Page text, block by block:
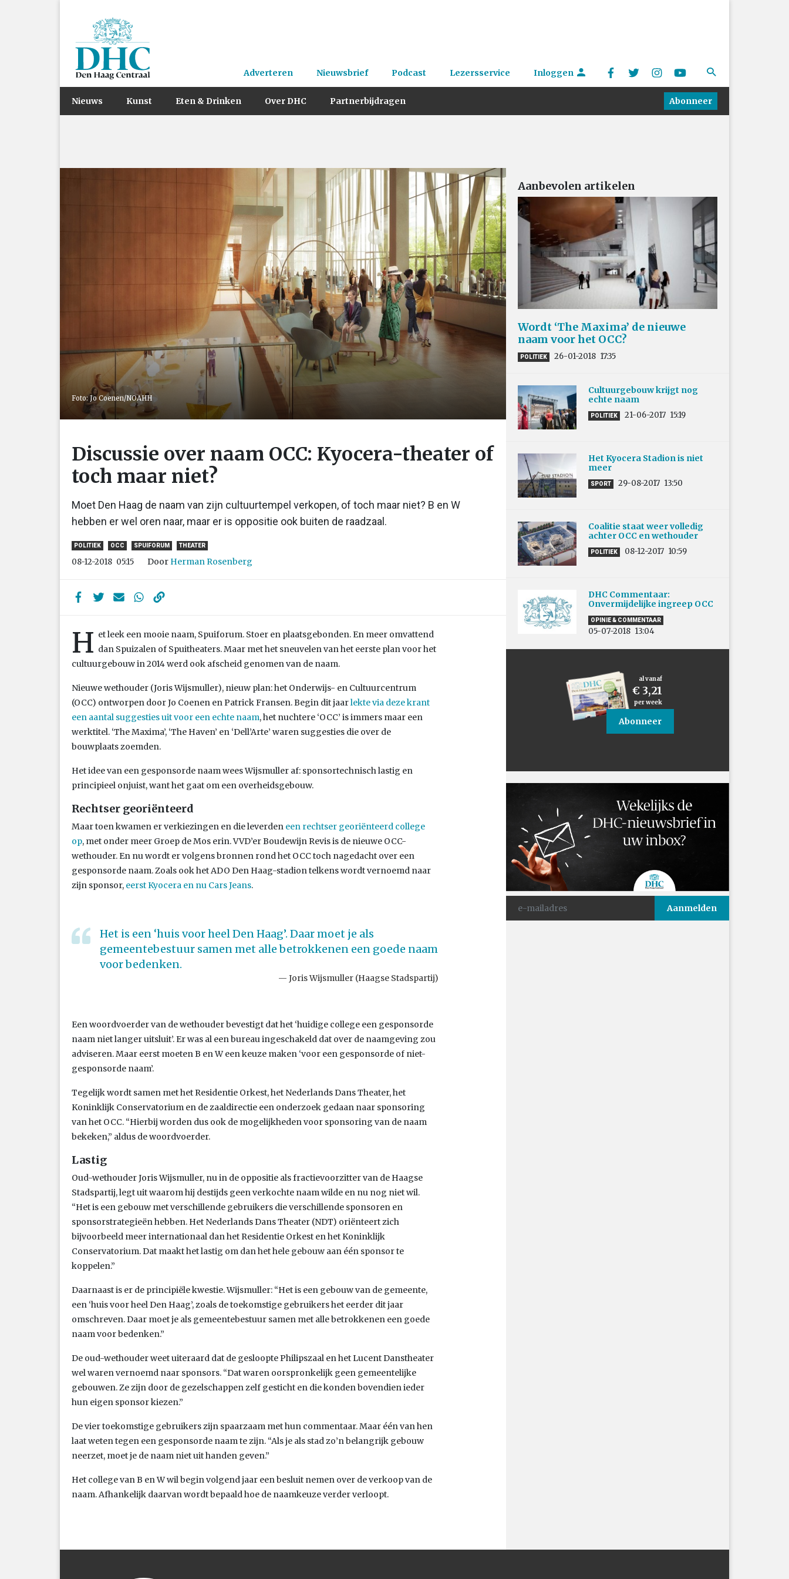
Adverteren Nieuwsbrief Podcast Lezersservice Inloggen
Nieuws Kunst Eten & Drinken Over DHC Partnerbijdragen Abonneer
Foto: Jo Coenen/NOAHH
Discussie over naam OCC: Kyocera-theater of
toch maar niet?
Moet Den Haag de naam van zijn cultuurtempel verkopen, of toch maar niet? B en W
hebben er wel oren naar, maar er is oppositie ook buiten de raadzaal.
POLITIEK OCC SPUIFORUM THEATER
08-12-2018 05:15 Door Herman Rosenberg
H et leek een mooie naam, Spuiforum. Stoer en plaatsgebonden. En meer omvattend
dan Spuizalen of Spuitheaters. Maar met het sneuvelen van het eerste plan voor het
cultuurgebouw in 2014 werd ook afscheid genomen van de naam.
Nieuwe wethouder (Joris Wijsmuller), nieuw plan: het Onderwijs- en Cultuurcentrum
(OCC) ontworpen door Jo Coenen en Patrick Fransen. Begin dit jaarlekte via deze krant
een aantal suggesties uit voor een echte naam, het nuchtere ‘OCC’ is immers maar een
werktitel. ‘The Maxima’, ‘The Haven’ en ‘Dell’Arte’ waren suggesties die over de
bouwplaats zoemden.
Het idee van een gesponsorde naam wees Wijsmuller af: sponsortechnisch lastig en
principieel onjuist, want het gaat om een overheidsgebouw.
Rechtser georiënteerd
Maar toen kwamen er verkiezingen en die leverden een rechtser georiënteerd college
op, met onder meer Groep de Mos erin. VVD’er Boudewijn Revis is de nieuwe OCC-
wethouder. En nu wordt er volgens bronnen rond het OCC toch nagedacht over een
gesponsorde naam. Zoals ook het ADO Den Haag-stadion telkens wordt vernoemd naar
zijn sponsor, eerst Kyocera en nu Cars Jeans.
Het is een ‘huis voor heel Den Haag’. Daar moet je als
gemeentebestuur samen met alle betrokkenen een goede naam
voor bedenken.
Joris Wijsmuller (Haagse Stadspartij)
Een woordvoerder van de wethouder bevestigt dat het ‘huidige college een gesponsorde
naam niet langer uitsluit’. Er was al een bureau ingeschakeld dat over de naamgeving zou
adviseren. Maar eerst moeten B en W een keuze maken ‘voor een gesponsorde of niet-
gesponsorde naam’.
Tegelijk wordt samen met het Residentie Orkest, het Nederlands Dans Theater, het
Koninklijk Conservatorium en de zaaldirectie een onderzoek gedaan naar sponsoring
van het OCC. “Hierbij worden dus ook de mogelijkheden voor sponsoring van de naam
bekeken,” aldus de woordvoerder.
Lastig
Oud-wethouder Joris Wijsmuller, nu in de oppositie als fractievoorzitter van de Haagse
Stadspartij, legt uit waarom hij destijds geen verkochte naam wilde en nu nog niet wil.
“Het is een gebouw met verschillende gebruikers die verschillende sponsoren en
sponsorstrategieën hebben. Het Nederlands Dans Theater (NDT) oriënteert zich
bijvoorbeeld meer internationaal dan het Residentie Orkest en het Koninklijk
Conservatorium. Dat maakt het lastig om dan het hele gebouw aan één sponsor te
koppelen.”
Daarnaast is er de principiële kwestie. Wijsmuller: “Het is een gebouw van de gemeente,
een ‘huis voor heel Den Haag’, zoals de toekomstige gebruikers het eerder dit jaar
omschreven. Daar moet je als gemeentebestuur samen met alle betrokkenen een goede
naam voor bedenken.”
De oud-wethouder weet uiteraard dat de gesloopte Philipszaal en het Lucent Danstheater
wel waren vernoemd naar sponsors. “Dat waren oorspronkelijk geen gemeentelijke
gebouwen. Ze zijn door de gezelschappen zelf gesticht en die konden bovendien ieder
hun eigen sponsor kiezen.”
De vier toekomstige gebruikers zijn spaarzaam met hun commentaar. Maar één van hen
laat weten tegen een gesponsorde naam te zijn. “Als je als stad zo’n belangrijk gebouw
neerzet, moet je de naam niet uit handen geven.”
Het college van B en W wil begin volgend jaar een besluit nemen over de verkoop van de
naam. Afhankelijk daarvan wordt bepaald hoe de naamkeuze verder verloopt.
Aanbevolen artikelen
Wordt ‘The Maxima’ de nieuwe
naam voor het OCC?
POLITIEK 26-01-2018 17:35
Cultuurgebouw krijgt nog
echte naam
POLITIEK 21-06-2017 15:19
Het Kyocera Stadion is niet
meer
SPORT 29-08-2017 13:50
Coalitie staat weer volledig
achter OCC en wethouder
POLITIEK 08-12-2017 10:59
DHC Commentaar:
Onvermijdelijke ingreep OCC
OPINIE & COMMENTAAR
05-07-2018 13:04
al vanaf
€ 3,21
per week
Abonneer